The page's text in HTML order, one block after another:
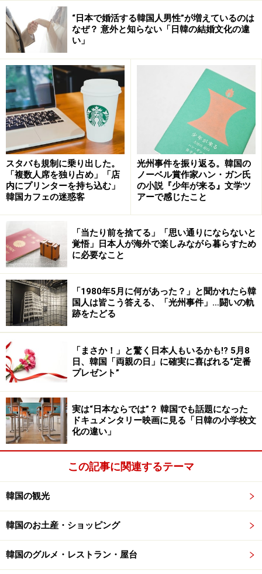
“日本で婚活する韓国人男性”が増えているのは
なぜ？ 意外と知らない「日韓の結婚文化の違
い」
スタバも規制に乗り出した。
「複数人席を独り占め」「店
内にプリンターを持ち込む」
韓国カフェの迷惑客
光州事件を振り返る。韓国の
ノーベル賞作家ハン・ガン氏
の小説『少年が来る』文学ツ
アーで感じたこと
「当たり前を捨てる」「思い通りにならないと
覚悟」日本人が海外で楽しみながら暮らすため
に必要なこと
「1980年5月に何があった？」と聞かれたら韓
国人は皆こう答える、「光州事件」…闘いの軌
跡をたどる
「まさか！」と驚く日本人もいるかも!? 5月8
日、韓国「両親の日」に確実に喜ばれる“定番
プレゼント”
実は“日本ならでは”？ 韓国でも話題になった
ドキュメンタリー映画に見る「日韓の小学校文
化の違い」
この記事に関連するテーマ
韓国の観光
韓国のお土産・ショッピング
韓国のグルメ・レストラン・屋台